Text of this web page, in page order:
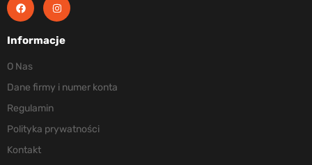
Informacje
O Nas
Dane firmy i numer konta
Regulamin
Polityka prywatności
Kontakt